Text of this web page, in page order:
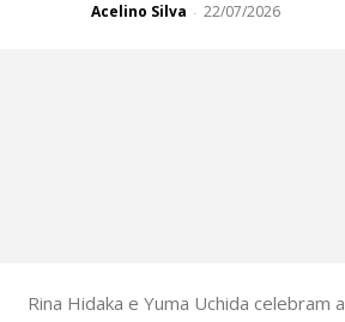
Acelino Silva - 22/07/2026
Rina Hidaka e Yuma Uchida celebram a